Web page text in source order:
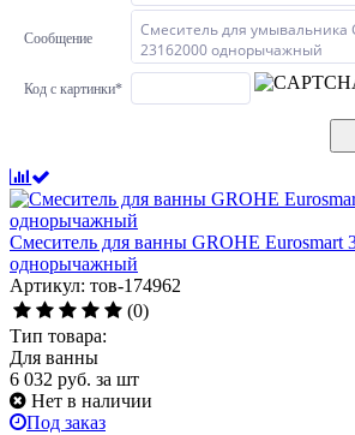
Сообщение
Код с картинки*
Смеситель для ванны GROHE Eurosmart
однорычажный
Артикул: тов-174962
(0)
Тип товара:
Для ванны
6 032 руб. за шт
Нет в наличии
Под заказ